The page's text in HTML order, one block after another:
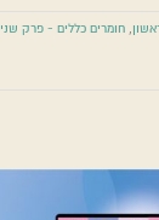
, חומרים כללים - פרק שני